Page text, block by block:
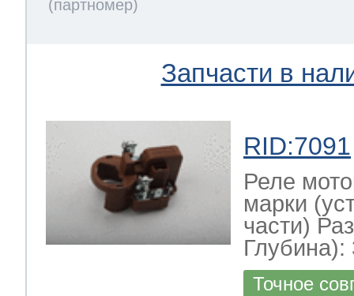
Запчасти в
RID:7091
Реле
марки
части)
Глубина):
Точное